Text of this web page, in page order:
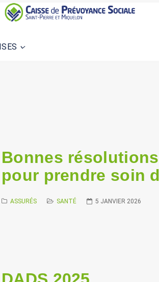
Bonnes
pour prendre soin
ASSURÉS SANTÉ 5 JANVIER 2026